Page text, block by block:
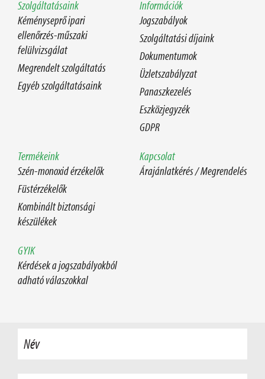
Szolgáltatásaink
Kéményseprő ipari
ellenőrzés-műszaki
felülvizsgálat
Megrendelt szolgáltatás
Egyéb szolgáltatásaink
Információk
Jogszabályok
Szolgáltatási díjaink
Dokumentumok
Üzletszabályzat
Panaszkezelés
Eszközjegyzék
GDPR
Termékeink
Szén-monoxid érzékelők
Füstérzékelők
Kombinált biztonsági
készülékek
Kapcsolat
Árajánlatkérés / Megrendelés
GYIK
Kérdések a jogszabályokból
adható válaszokkal
Név